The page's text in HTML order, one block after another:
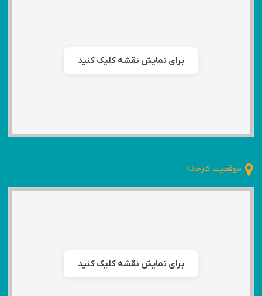
برای نمایش نقشه کلیک کنید
موقعیت کارخانه
برای نمایش نقشه کلیک کنید